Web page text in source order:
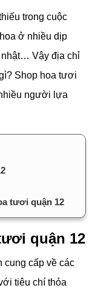
trong cuộc
ở nhiều dịp
nhật… Vậy địa chỉ
Shop hoa tươi
người lựa
tươi quận 12
quận 12
cung cấp về các
tiêu chí thỏa